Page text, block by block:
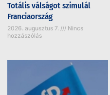
Totális válságot szimulál
Franciaország
2026. augusztus 7.
Nincs
hozzászólás